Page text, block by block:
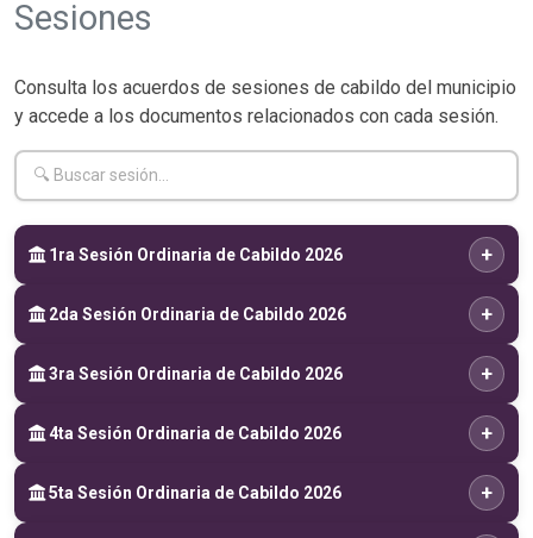
Sesiones
Consulta los acuerdos de sesiones de cabildo del municipio
y accede a los documentos relacionados con cada sesión.
1ra Sesión Ordinaria de Cabildo 2026 +
2da Sesión Ordinaria de Cabildo 2026 +
3ra Sesión Ordinaria de Cabildo 2026 +
4ta Sesión Ordinaria de Cabildo 2026 +
5ta Sesión Ordinaria de Cabildo 2026 +